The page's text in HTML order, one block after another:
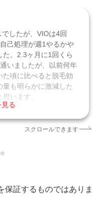
したが、VIOは4回
己処理が週1やるかや
た。2.3ヶ月に1回くら
いましたが、以前何年
た頃に比べると脱毛効
も明らかに激減した
います。
ク
る
スクロールできます
証するものではありま